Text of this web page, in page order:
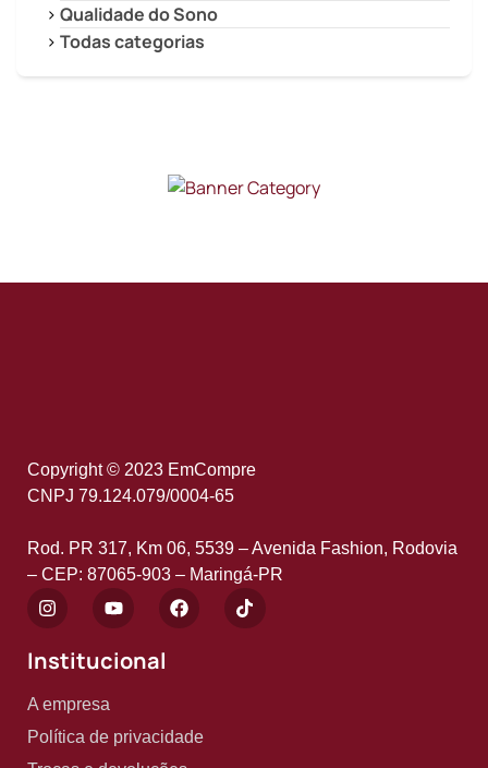
Qualidade do Sono
Todas categorias
Copyright © 2023 EmCompre
CNPJ 79.124.079/0004-65
Rod. PR 317, Km 06, 5539 – Avenida Fashion, Rodovia
– CEP: 87065-903 – Maringá-PR
Institucional
A empresa
Política de privacidade